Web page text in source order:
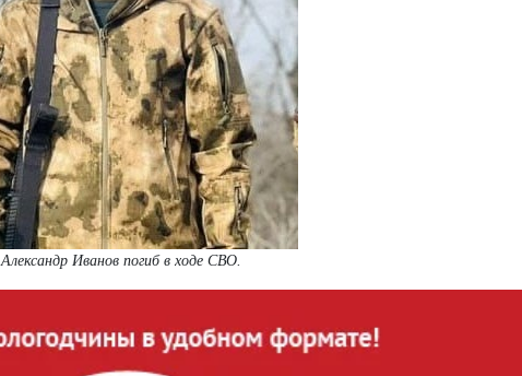
Александр Иванов погиб в ходе СВО.